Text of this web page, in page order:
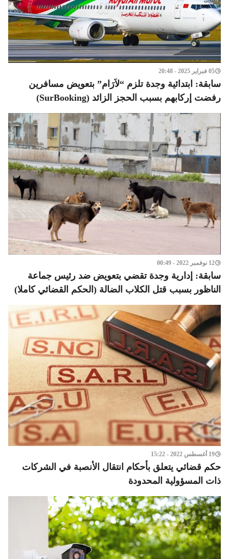
05 فبراير 2025 - 20:48
سابقة: ابتدائية وجدة تلزم “لاَرَام” بتعويض مسافرين
رفضت إركابهم بسبب الحجز الزائد (SurBooking)
12 نوفمبر 2022 - 00:49
سابقة: إدارية وجدة تقضي بتعويض ضد رئيس جماعة
الناظور بسبب قتل الكلاب الضالة (الحكم القضائي كاملا)
19 أغسطس 2022 - 15:22
حكم قضائي يتعلق بأحكام انتقال الأنصبة في الشركات
ذات المسؤولية المحدودة